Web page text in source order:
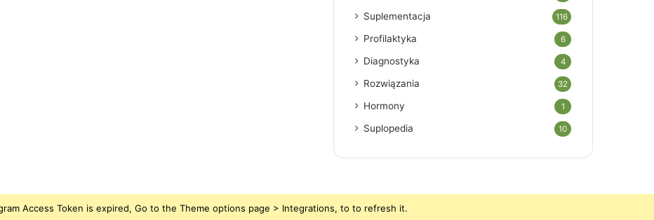
Suplementacja 116
Profilaktyka 6
Diagnostyka 4
Rozwiązania 32
Hormony 1
Suplopedia 10
Access Token is expired, Go to the Theme options page > Integrations, to to refresh it.